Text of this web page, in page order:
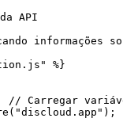
API
informações
%}
Carregar